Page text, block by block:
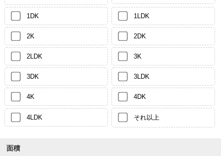
1DK 1LDK
2K 2DK
2LDK 3K
3DK 3LDK
4K 4DK
4LDK それ以上
面積